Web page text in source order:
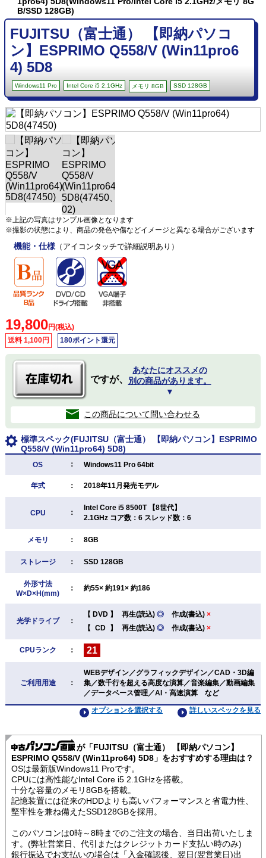
B/SSD 128GB)
FUJITSU（富士通） 【即納パソコ
ン】ESPRIMO Q558/V (Win11pro6
4) 5D8
Windows11 Pro Intel Core i5 2.1GHz メモリ 8GB SSD 128GB
※上記の写真はサンプル画像となります
※撮影の状態により、商品の発色や傷などイメージと異なる場合がございます
機能・仕様（アイコンタッチで詳細説明あり）
19,800円(税込)
送料 1,100円
180ポイント還元
ですが、
あなたにオススメの
別の商品があります。
▼
この商品について問い合わせる
標準スペック(FUJITSU（富士通） 【即納パソコン】ESPRIMO
Q558/V (Win11pro64) 5D8)
OS ： Windows11 Pro 64bit
年式 ： 2018年11月発売モデル
CPU ：
Intel Core i5 8500T 【8世代】
2.1GHz コア数：6 スレッド数：6
メモリ ： 8GB
ストレージ ： SSD 128GB
外形寸法
W×D×H(mm)
： 約55× 約191× 約186
光学ドライブ ：
【 DVD 】 再生(読込) ◎ 作成(書込) ×
【 CD 】 再生(読込) ◎ 作成(書込) ×
CPUランク ： 21
ご利用用途 ：
WEBデザイン／グラフィックデザイン／CAD・3D編
集／数千行を超える高度な演算／音楽編集／動画編集
／データベース管理／AI・高速演算 など
詳しいスペックを見る
オプションを選択する
が「FUJITSU（富士通） 【即納パソコン】
ESPRIMO Q558/V (Win11pro64) 5D8」をおすすめする理由は？
OSは最新版Windows11 Proです。
CPUには高性能なIntel Core i5 2.1GHzを搭載。
十分な容量のメモリ8GBを搭載。
記憶装置には従来のHDDよりも高いパフォーマンスと省電力性、
堅牢性を兼ね備えたSSD128GBを採用。
このパソコンは0時～8時までのご注文の場合、当日出荷いたしま
す。(弊社営業日、代引またはクレジットカード支払い時のみ)
銀行振込でお支払いの場合は「入金確認後、翌日(翌営業日)出